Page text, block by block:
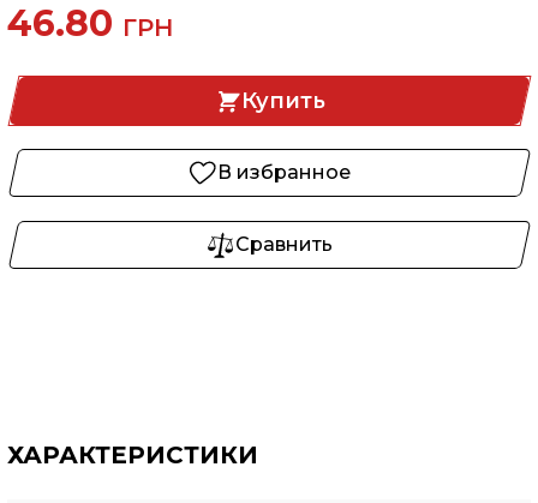
46.80 ГРН
Купить
В избранное
Сравнить
ХАРАКТЕРИСТИКИ